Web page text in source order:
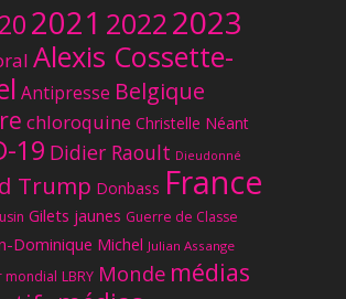
2021 20222023
Alexis Cossette-
Antipresse Belgique
chloroquine Christelle Néant
19 Didier Raoult Dieudonné
Trump Donbass France
Gilets jaunes Guerre de Classe
Dominique Michel Julian Assange
mondial LBRY Monde médias